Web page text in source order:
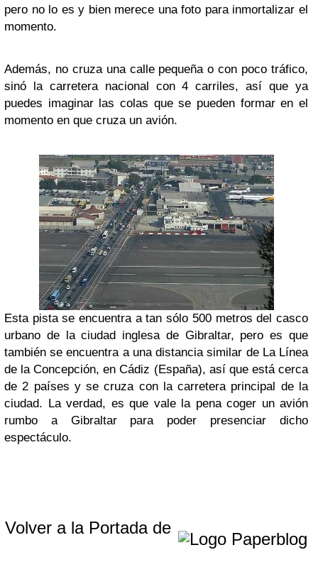
pero no lo es y bien merece una foto para inmortalizar el
momento.
Además, no cruza una calle pequeña o con poco tráfico,
sinó la carretera nacional con 4 carriles, así que ya
puedes imaginar las colas que se pueden formar en el
momento en que cruza un avión.
Esta pista se encuentra a tan sólo 500 metros del casco
urbano de la ciudad inglesa de Gibraltar, pero es que
también se encuentra a una distancia similar de La Línea
de la Concepción, en Cádiz (España), así que está cerca
de 2 países y se cruza con la carretera principal de la
ciudad. La verdad, es que vale la pena coger un avión
rumbo a Gibraltar para poder presenciar dicho
espectáculo.
Volver a la Portada de